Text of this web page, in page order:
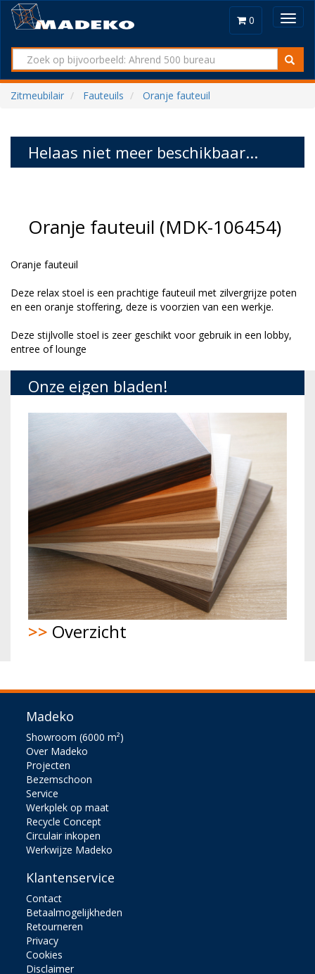
0
Zitmeubilair Fauteuils Oranje fauteuil
Helaas niet meer beschikbaar...
Oranje fauteuil (MDK-106454)
Oranje fauteuil
Deze relax stoel is een prachtige fauteuil met zilvergrijze poten
en een oranje stoffering, deze is voorzien van een werkje.
Deze stijlvolle stoel is zeer geschikt voor gebruik in een lobby,
entree of lounge
Onze eigen bladen!
>> Overzicht
Madeko
Showroom (6000 m²)
Over Madeko
Projecten
Bezemschoon
Service
Werkplek op maat
Recycle Concept
Circulair inkopen
Werkwijze Madeko
Klantenservice
Contact
Betaalmogelijkheden
Retourneren
Privacy
Cookies
Disclaimer